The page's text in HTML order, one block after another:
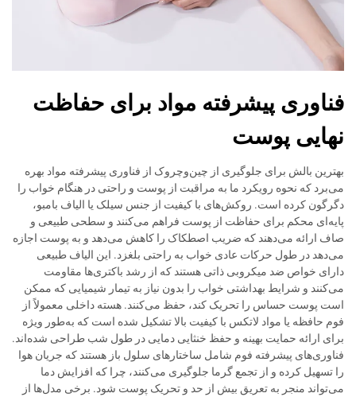
فناوری پیشرفته مواد برای حفاظت
نهایی پوست
بهترین بالش برای جلوگیری از چین‌وچروک از فناوری پیشرفته مواد بهره
می‌برد که نحوه رویکرد ما به مراقبت از پوست و راحتی در هنگام خواب را
دگرگون کرده است. روکش‌های با کیفیت از جنس سیلک یا الیاف بامبو،
پایه‌ای محکم برای حفاظت از پوست فراهم می‌کنند و سطحی طبیعی و
صاف ارائه می‌دهند که ضریب اصطکاک را کاهش می‌دهد و به پوست اجازه
می‌دهد در طول حرکات عادی خواب به راحتی بلغزد. این الیاف طبیعی
دارای خواص ضد میکروبی ذاتی هستند که از رشد باکتری‌ها مقاومت
می‌کنند و شرایط بهداشتی خواب را بدون نیاز به تیمار شیمیایی که ممکن
است پوست حساس را تحریک کند، حفظ می‌کنند. هسته داخلی معمولاً از
فوم حافظه یا مواد لاتکس با کیفیت بالا تشکیل شده است که به‌طور ویژه
برای ارائه حمایت بهینه و حفظ خنثایی دمایی در طول شب طراحی شده‌اند.
فناوری‌های پیشرفته فوم شامل ساختارهای سلول باز هستند که جریان هوا
را تسهیل کرده و از تجمع گرما جلوگیری می‌کنند، چرا که افزایش دما
می‌تواند منجر به تعریق بیش از حد و تحریک پوست شود. برخی مدل‌ها از